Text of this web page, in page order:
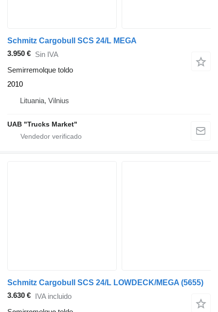
Schmitz Cargobull SCS 24/L MEGA
3.950 € Sin IVA
Semirremolque toldo
2010
Lituania, Vilnius
UAB "Trucks Market"
Schmitz Cargobull SCS 24/L LOWDECK/MEGA (5655)
3.630 € IVA incluido